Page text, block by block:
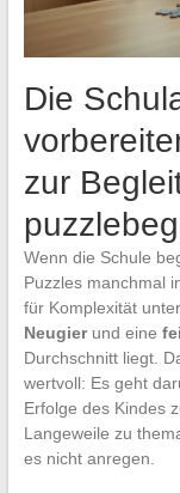
Die
zur
Wenn die Schule
Puzzles manchmal
für Komplexität
Neugierund eine
Durchschnitt liegt.
wertvoll: Es geht
Erfolge des Kindes
Langeweile zu
es nicht anregen.